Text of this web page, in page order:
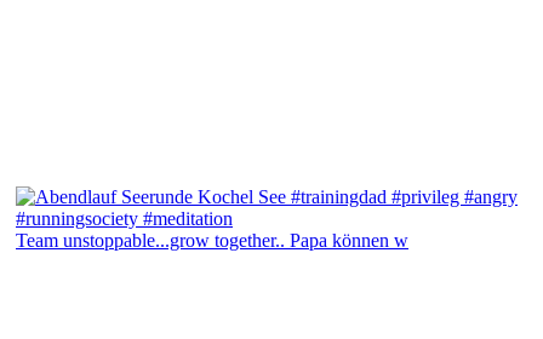
Team unstoppable...grow together.. Papa können w